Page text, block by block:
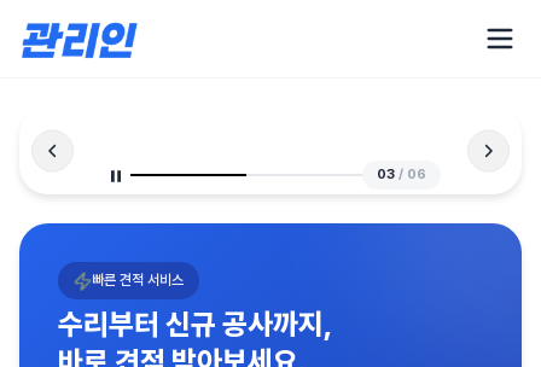
03/ 06
빠른 견적 서비스
수리부터 신규 공사까지,